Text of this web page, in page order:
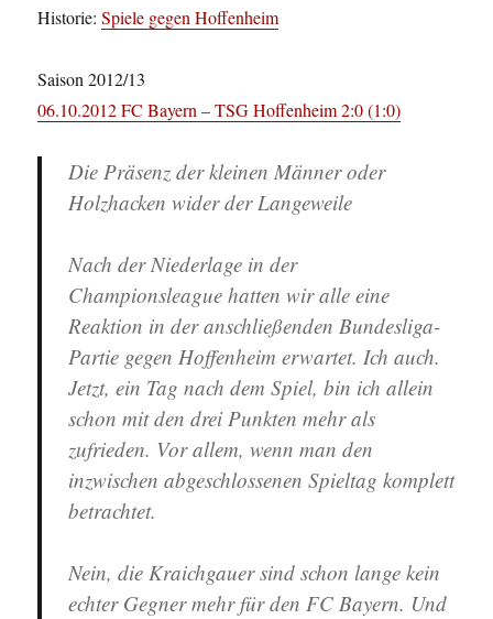
Historie:Spiele gegen Hoffenheim
Saison 2012/13
06.10.2012 FC Bayern – TSG Hoffenheim 2:0 (1:0)
Die Präsenz der kleinen Männer oder
Holzhacken wider der Langeweile
Nach der Niederlage in der
Championsleague hatten wir alle eine
Reaktion in der anschließenden Bundesliga-
Partie gegen Hoffenheim erwartet. Ich auch.
Jetzt, ein Tag nach dem Spiel, bin ich allein
schon mit den drei Punkten mehr als
zufrieden. Vor allem, wenn man den
inzwischen abgeschlossenen Spieltag komplett
betrachtet.
Nein, die Kraichgauer sind schon lange kein
echter Gegner mehr für den FC Bayern. Und